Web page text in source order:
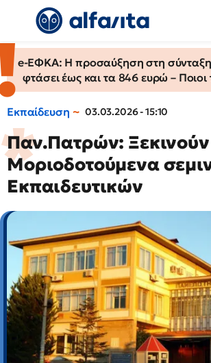
e-ΕΦΚΑ: Η προσαύξηση στη
φτάσει έως και τα 846 ευρώ – Ποιοι
Εκπαίδευση 03.03.2026 - 15:10
Παν.Πατρών: Ξεκινούν
Μοριοδοτούμενα
Εκπαιδευτικών